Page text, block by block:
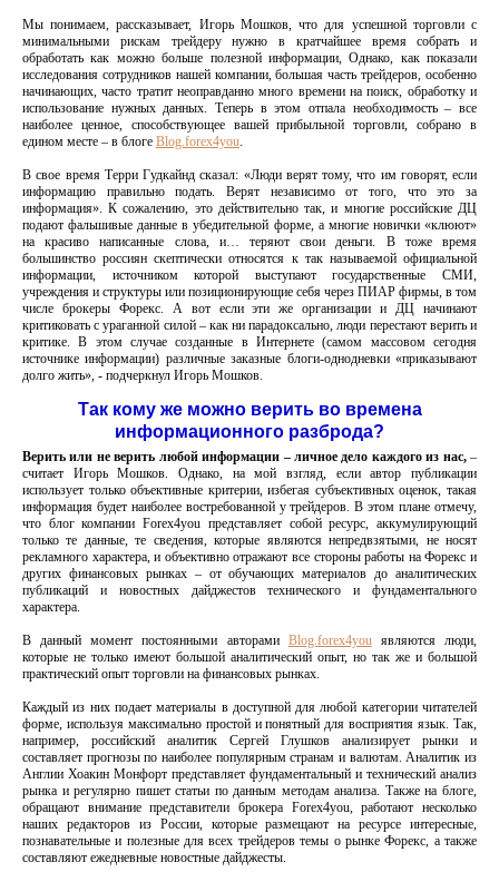
Мы понимаем, рассказывает, Игорь Мошков, что для успешной торговли с
минимальными рискам трейдеру нужно в кратчайшее время собрать и
обработать как можно больше полезной информации, Однако, как показали
исследования сотрудников нашей компании, большая часть трейдеров, особенно
начинающих, часто тратит неоправданно много времени на поиск, обработку и
использование нужных данных. Теперь в этом отпала необходимость – все
наиболее ценное, способствующее вашей прибыльной торговли, собрано в
едином месте – в блоге Blog.forex4you.
В свое время Терри Гудкайнд сказал: «Люди верят тому, что им говорят, если
информацию правильно подать. Верят независимо от того, что это за
информация». К сожалению, это действительно так, и многие российские ДЦ
подают фальшивые данные в убедительной форме, а многие новички «клюют»
на красиво написанные слова, и… теряют свои деньги. В тоже время
большинство россиян скептически относятся к так называемой официальной
информации, источником которой выступают государственные СМИ,
учреждения и структуры или позиционирующие себя через ПИАР фирмы, в том
числе брокеры Форекс. А вот если эти же организации и ДЦ начинают
критиковать с ураганной силой – как ни парадоксально, люди перестают верить и
критике. В этом случае созданные в Интернете (самом массовом сегодня
источнике информации) различные заказные блоги-однодневки «приказывают
долго жить», - подчеркнул Игорь Мошков.
Так кому же можно верить во времена
информационного разброда?
Верить или не верить любой информации –личное дело каждого из нас, –
считает Игорь Мошков. Однако, на мой взгляд, если автор публикации
использует только объективные критерии, избегая субъективных оценок, такая
информация будет наиболее востребованной у трейдеров. В этом плане отмечу,
что блог компании Forex4you представляет собой ресурс, аккумулирующий
только те данные, те сведения, которые являются непредвзятыми, не носят
рекламного характера, и объективно отражают все стороны работы на Форекс и
других финансовых рынках – от обучающих материалов до аналитических
публикаций и новостных дайджестов технического и фундаментального
характера.
В данный момент постоянными авторами Blog.forex4youявляются люди,
которые не только имеют большой аналитический опыт, но так же и большой
практический опыт торговли на финансовых рынках.
Каждый из них подает материалы в доступной для любой категории читателей
форме, используя максимально простой и понятный для восприятия язык. Так,
например, российский аналитик Сергей Глушков анализирует рынки и
составляет прогнозы по наиболее популярным странам и валютам. Аналитик из
Англии Хоакин Монфорт представляет фундаментальный и технический анализ
рынка и регулярно пишет статьи по данным методам анализа. Также на блоге,
обращают внимание представители брокера Forex4you, работают несколько
наших редакторов из России, которые размещают на ресурсе интересные,
познавательные и полезные для всех трейдеров темы о рынке Форекс, а также
составляют ежедневные новостные дайджесты.